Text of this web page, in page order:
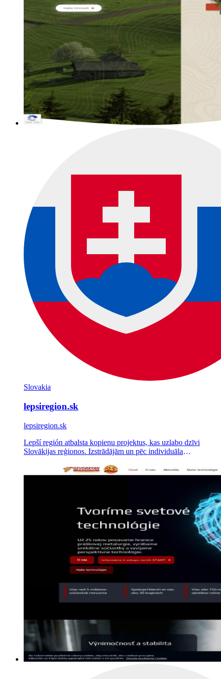
Slovakia
lepsiregion.sk
lepsiregion.sk
Lepší región atbalsta kopienu projektus, kas uzlabo dzīvi
Slovākijas reģionos. Izstrādājām un pēc individuāla
veidot komunikācijas stratēģiju.